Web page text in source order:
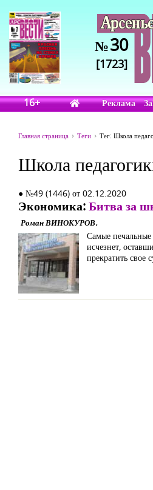
№30
[1723]
16+ Реклама
Главная страница Теги Тег: Школа
Школа
● №49 (1446) от 02.12.2020
Экономика:Битва за
Роман ВИНОКУРОВ.
Самые печальные
исчезнет,
прекратить свое